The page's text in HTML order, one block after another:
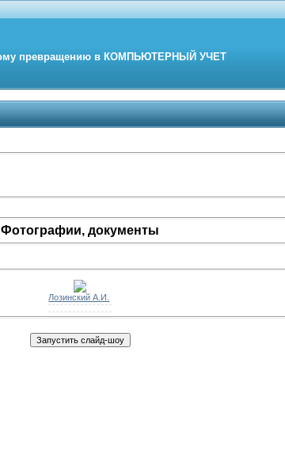
превращению в КОМПЬЮТЕРНЫЙ УЧЕТ
Фотографии, документы
Лозинский А.И.